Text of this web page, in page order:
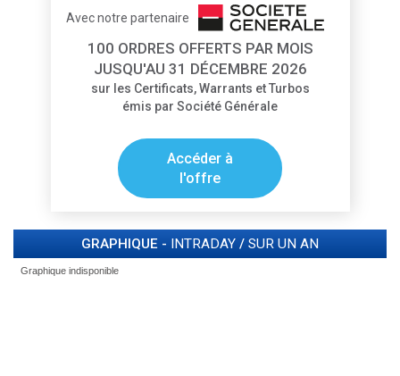
Avec notre partenaire
100 ORDRES OFFERTS PAR MOIS
JUSQU'AU 31 DÉCEMBRE 2026
sur les Certificats, Warrants et Turbos
émis par Société Générale
Accéder à
l'offre
GRAPHIQUE - INTRADAY / SUR UN AN